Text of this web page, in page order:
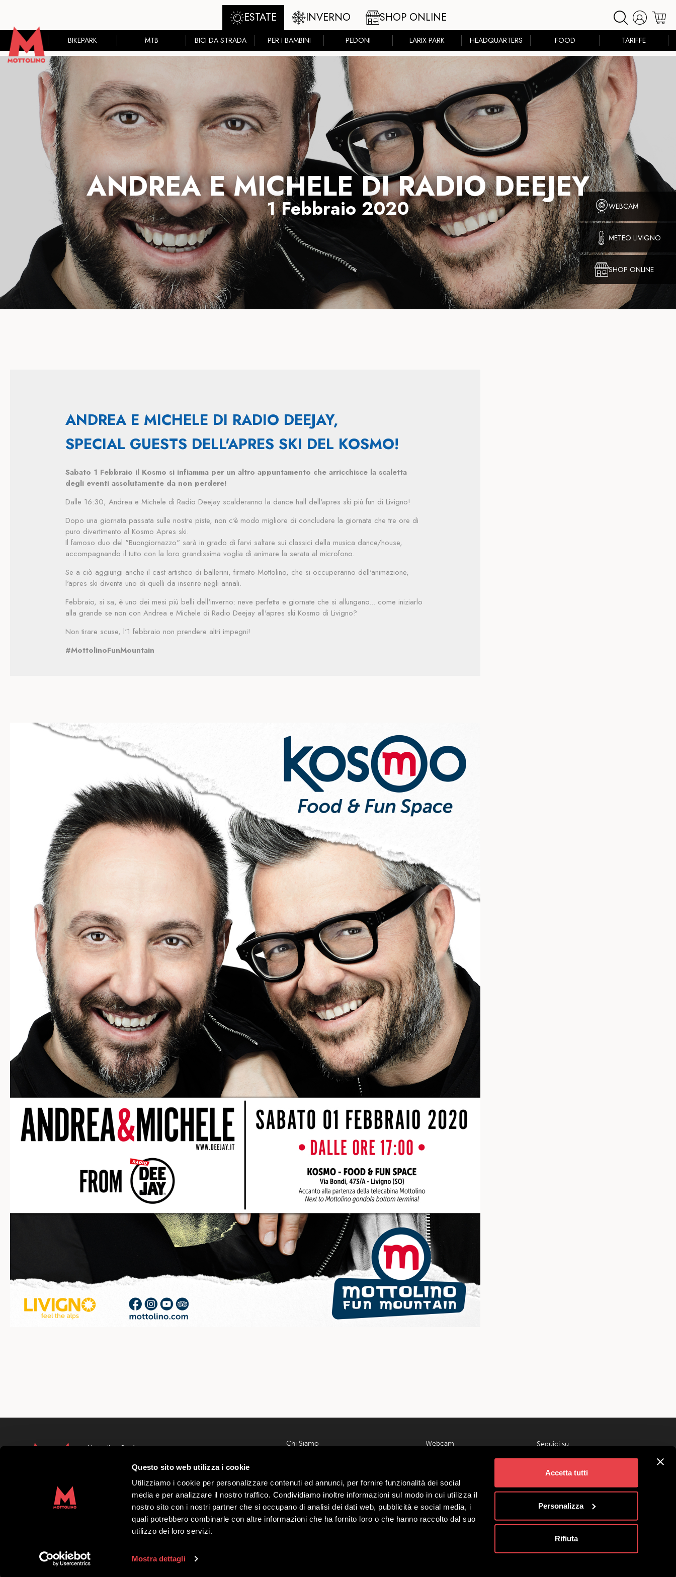
Questo sito web utilizza i cookie
Utilizziamo i cookie per personalizzare contenuti ed annunci, per fornire funzionalità dei social
media e per analizzare il nostro traffico. Condividiamo inoltre informazioni sul modo in cui utilizza il
nostro sito con i nostri partner che si occupano di analisi dei dati web, pubblicità e social media, i
quali potrebbero combinarle con altre informazioni che ha fornito loro o che hanno raccolto dal suo
utilizzo dei loro servizi.
Mostra dettagli
Accetta tutti
Personalizza
Rifiuta
ESTATE INVERNO SHOP ONLINE
BIKEPARK MTB BICI DA STRADA PER I BAMBINI PEDONI LARIX PARK HEADQUARTERS FOOD TARIFFE
ANDREA E MICHELE DI RADIO DEEJEY
1 Febbraio 2020 WEBCAM
METEO LIVIGNO
SHOP ONLINE
ANDREA E MICHELE DI RADIO DEEJAY,
SPECIAL GUESTS DELL'APRES SKI DEL KOSMO!
Sabato 1 Febbraio il Kosmo si infiamma per un altro appuntamento che arricchisce la scaletta
degli eventi assolutamente da non perdere!
Dalle 16:30, Andrea e Michele di Radio Deejay scalderanno la dance hall dell'apres ski più fun di Livigno!
Dopo una giornata passata sulle nostre piste, non c'è modo migliore di concludere la giornata che tre ore di
puro divertimento al Kosmo Apres ski.
Il famoso duo del "Buongiornazzo" sarà in grado di farvi saltare sui classici della musica dance/house,
accompagnando il tutto con la loro grandissima voglia di animare la serata al microfono.
Se a ciò aggiungi anche il cast artistico di ballerini, firmato Mottolino, che si occuperanno dell'animazione,
l'apres ski diventa uno di quelli da inserire negli annali.
Febbraio, si sa, è uno dei mesi più belli dell'inverno: neve perfetta e giornate che si allungano... come iniziarlo
alla grande se non con Andrea e Michele di Radio Deejay all'apres ski Kosmo di Livigno?
Non tirare scuse, l'1 febbraio non prendere altri impegni!
#MottolinoFunMountain
Mottolino S.p.A.
Capitale Sociale € 8.772.000,00 – REA di Sondrio n.
Copyright 2019 Mottolino S.p.A.- Sito Web:Webtek
Orario HQ Mottolino:
Orario Cabina:09:00-16:40
Chi Siamo
Privacy e Cookie Policy
Termini e Condizioni
Webcam
Offerte Gruppi
Area Affiliati
Mottolino Società Benefit
Seguici su